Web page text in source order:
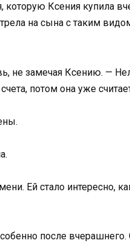
Ксения купила
на сына с таким
не замечая Ксению. —
потом она уже
Ей стало интересно,
после вчерашнего.